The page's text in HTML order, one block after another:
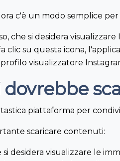
ora c'è un modo semplice
che si desidera
clic su questa icona,
visualizzatore
dovrebbe
piattaforma per
scaricare contenuti:
desidera visualizzare le